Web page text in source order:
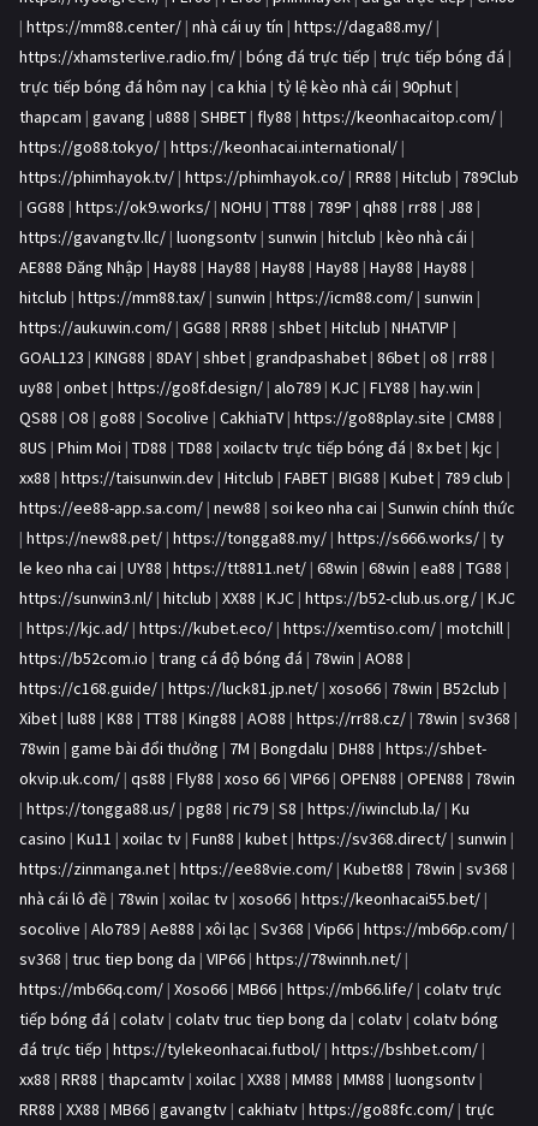
| https://mm88.center/ | nhà cái uy tín | https://daga88.my/ |
https://xhamsterlive.radio.fm/ | bóng đá trực tiếp | trực tiếp bóng đá |
trực tiếp bóng đá hôm nay | ca khia | tỷ lệ kèo nhà cái | 90phut |
thapcam | gavang | u888 | SHBET | fly88 | https://keonhacaitop.com/ |
https://go88.tokyo/ | https://keonhacai.international/ |
https://phimhayok.tv/ | https://phimhayok.co/ | RR88 | Hitclub | 789Club
| GG88 | https://ok9.works/ | NOHU | TT88 | 789P | qh88 | rr88 | J88 |
https://gavangtv.llc/ | luongsontv | sunwin | hitclub | kèo nhà cái |
AE888 Đăng Nhập | Hay88 | Hay88 | Hay88 | Hay88 | Hay88 | Hay88 |
hitclub | https://mm88.tax/ | sunwin | https://icm88.com/ | sunwin |
https://aukuwin.com/ | GG88 | RR88 | shbet | Hitclub | NHATVIP |
GOAL123 | KING88 | 8DAY | shbet | grandpashabet | 86bet | o8 | rr88 |
uy88 | onbet | https://go8f.design/ | alo789 | KJC | FLY88 | hay.win |
QS88 | O8 | go88 | Socolive | CakhiaTV | https://go88play.site | CM88 |
8US | Phim Moi | TD88 | TD88 | xoilactv trực tiếp bóng đá | 8x bet | kjc |
xx88 | https://taisunwin.dev | Hitclub | FABET | BIG88 | Kubet | 789 club |
https://ee88-app.sa.com/ | new88 | soi keo nha cai | Sunwin chính thức
| https://new88.pet/ | https://tongga88.my/ | https://s666.works/ | ty
le keo nha cai | UY88 | https://tt8811.net/ | 68win | 68win | ea88 | TG88 |
https://sunwin3.nl/ | hitclub | XX88 | KJC | https://b52-club.us.org/ | KJC
| https://kjc.ad/ | https://kubet.eco/ | https://xemtiso.com/ | motchill |
https://b52com.io | trang cá độ bóng đá | 78win | AO88 |
https://c168.guide/ | https://luck81.jp.net/ | xoso66 | 78win | B52club |
Xibet | lu88 | K88 | TT88 | King88 | AO88 | https://rr88.cz/ | 78win | sv368 |
78win | game bài đổi thưởng | 7M | Bongdalu | DH88 | https://shbet-
okvip.uk.com/ | qs88 | Fly88 | xoso 66 | VIP66 | OPEN88 | OPEN88 | 78win
| https://tongga88.us/ | pg88 | ric79 | S8 | https://iwinclub.la/ | Ku
casino | Ku11 | xoilac tv | Fun88 | kubet | https://sv368.direct/ | sunwin |
https://zinmanga.net | https://ee88vie.com/ | Kubet88 | 78win | sv368 |
nhà cái lô đề | 78win | xoilac tv | xoso66 | https://keonhacai55.bet/ |
socolive | Alo789 | Ae888 | xôi lạc | Sv368 | Vip66 | https://mb66p.com/ |
sv368 | truc tiep bong da | VIP66 | https://78winnh.net/ |
https://mb66q.com/ | Xoso66 | MB66 | https://mb66.life/ | colatv trực
tiếp bóng đá | colatv | colatv truc tiep bong da | colatv | colatv bóng
đá trực tiếp | https://tylekeonhacai.futbol/ | https://bshbet.com/ |
xx88 | RR88 | thapcamtv | xoilac | XX88 | MM88 | MM88 | luongsontv |
RR88 | XX88 | MB66 | gavangtv | cakhiatv | https://go88fc.com/ | trực